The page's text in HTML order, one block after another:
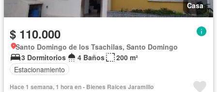
Casa
$ 110.000
Santo Domingo de los Tsachilas, Santo Domingo
3 Dormitorios
4 Baños
200 m²
Estacionamiento
Hace 1 semana, 1 hora en - Bienes Raices Jaramillo